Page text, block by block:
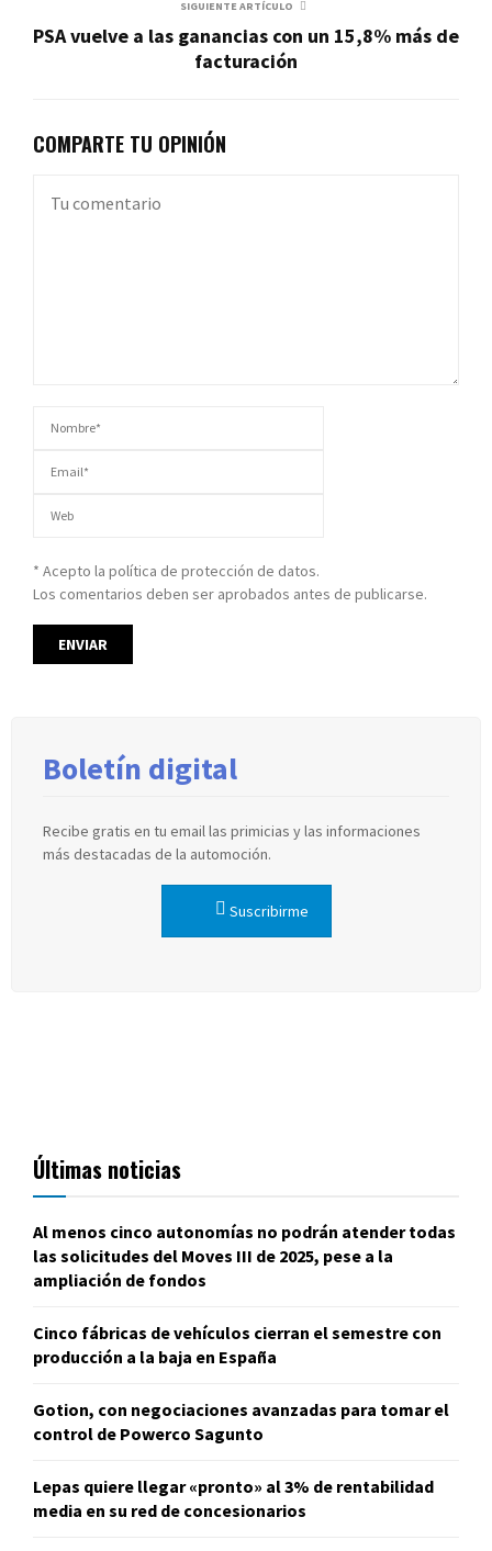
SIGUIENTE ARTÍCULO
PSA vuelve a las ganancias con un 15,8% más de
facturación
COMPARTE TU OPINIÓN
* Acepto la política de protección de datos.
Los comentarios deben ser aprobados antes de publicarse.
Boletín digital
Recibe gratis en tu email las primicias y las informaciones
más destacadas de la automoción.
Suscribirme
Últimas noticias
Al menos cinco autonomías no podrán atender todas
las solicitudes del Moves III de 2025, pese a la
ampliación de fondos
Cinco fábricas de vehículos cierran el semestre con
producción a la baja en España
Gotion, con negociaciones avanzadas para tomar el
control de Powerco Sagunto
Lepas quiere llegar «pronto» al 3% de rentabilidad
media en su red de concesionarios